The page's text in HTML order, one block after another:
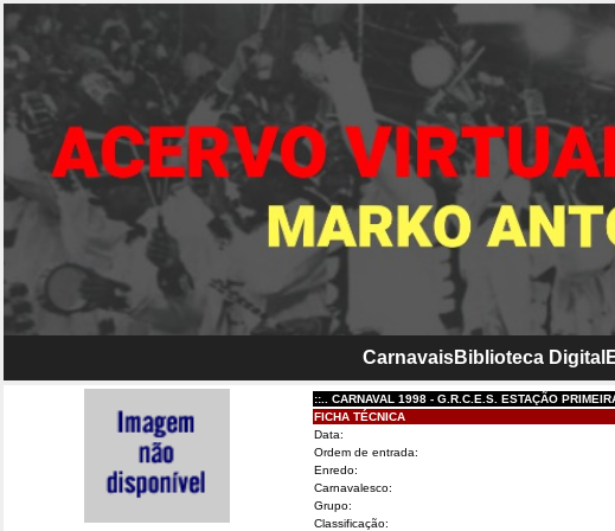
CarnavaisBiblioteca Digital
::.. CARNAVAL 1998 - G.R.C.E.S. ESTAÇÃO
FICHA TÉCNICA
Data:
Ordem de entrada:
Enredo:
Carnavalesco:
Grupo:
Classificação: